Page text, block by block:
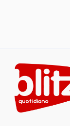
content